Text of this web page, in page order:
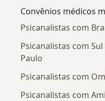
Convênios médicos
Psicanalistas com
Psicanalistas com
Paulo
Psicanalistas com
Psicanalistas com